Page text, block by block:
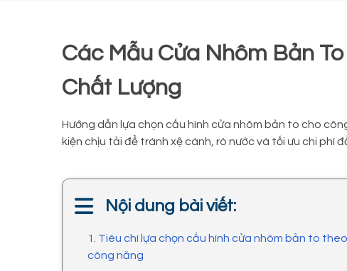
Các Mẫu Cửa Nhôm Bản
Chất Lượng
Hướng dẫn lựa chọn cấu hình cửa nhôm bản to cho
kiện chịu tải để tránh xệ cánh, rò nước và tối ưu chi phí
Nội dung bài viết:
1. Tiêu chí lựa chọn cấu hình cửa nhôm bản to theo
công năng